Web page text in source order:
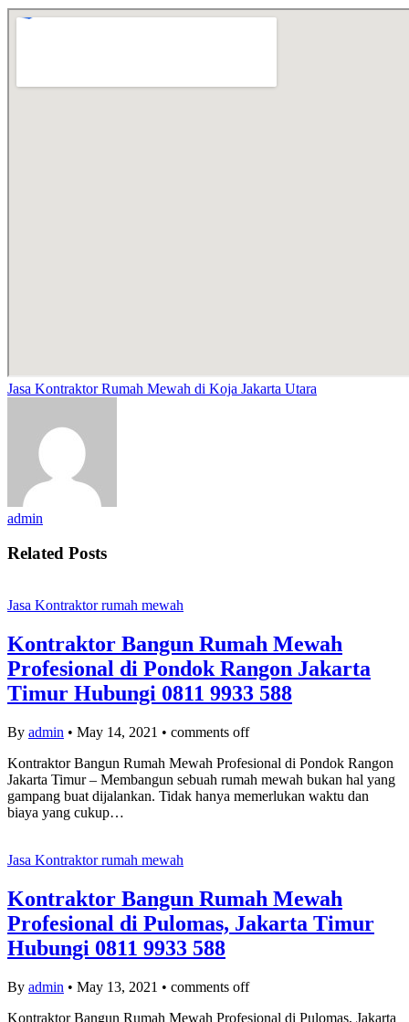
Jasa Kontraktor Rumah Mewah di Koja Jakarta Utara
admin
Related Posts
Jasa Kontraktor rumah mewah
Kontraktor Bangun Rumah Mewah
Profesional di Pondok Rangon Jakarta
Timur Hubungi 0811 9933 588
By admin • May 14, 2021 • comments off
Kontraktor Bangun Rumah Mewah Profesional di Pondok Rangon
Jakarta Timur – Membangun sebuah rumah mewah bukan hal yang
gampang buat dijalankan. Tidak hanya memerlukan waktu dan
biaya yang cukup…
Jasa Kontraktor rumah mewah
Kontraktor Bangun Rumah Mewah
Profesional di Pulomas, Jakarta Timur
Hubungi 0811 9933 588
By admin • May 13, 2021 • comments off
Kontraktor Bangun Rumah Mewah Profesional di Pulomas, Jakarta